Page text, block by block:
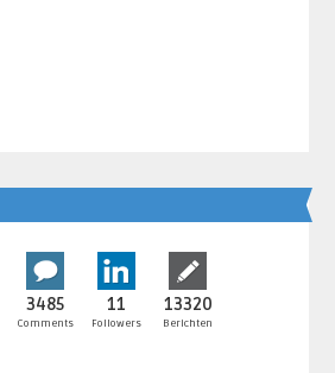
3485
Comments
11
Followers
13320
Berichten